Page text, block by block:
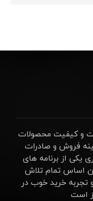
و کیفیت محصولات
فروش و صادرات
یکی از برنامه های
اساس تمام تلاش
خرید خوب در
است